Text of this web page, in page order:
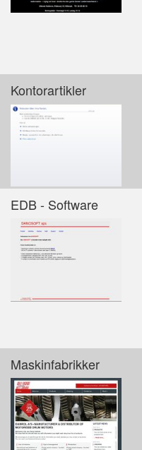
Kontorartikler
EDB - Software
Maskinfabrikker